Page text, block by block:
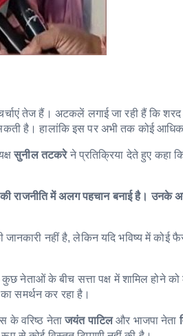
तेज हैं। अटकलें लगाई जा रही हैं कि शरद
है। हालांकि इस पर अभी तक कोई
सुनील तटकरेने प्रतिक्रिया देते हुए कहा
राजनीति में अलग पहचान बनाई है। उनके
नहीं है, लेकिन यदि भविष्य में कोई
नेताओं के बीच सत्ता पक्ष में शामिल होने
का समर्थन कर रहा है।
के वरिष्ठ नेताजयंत पाटिलऔर भाजपा नेता